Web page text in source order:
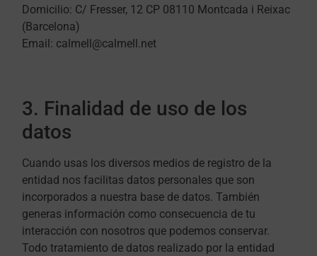
Domicilio: C/ Fresser, 12 CP 08110 Montcada i Reixac
(Barcelona)
Email: calmell@calmell.net
3. Finalidad de uso de los
datos
Cuando usas los diversos medios de registro de la
entidad nos facilitas datos personales que son
incorporados a nuestra base de datos. También
generas información como consecuencia de tu
interacción con nosotros que podemos conservar.
Todo tratamiento de datos realizado por la entidad